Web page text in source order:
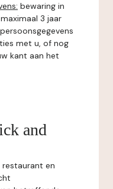
bewaring in
3 jaar
met u, of nog
kant aan het
and
en